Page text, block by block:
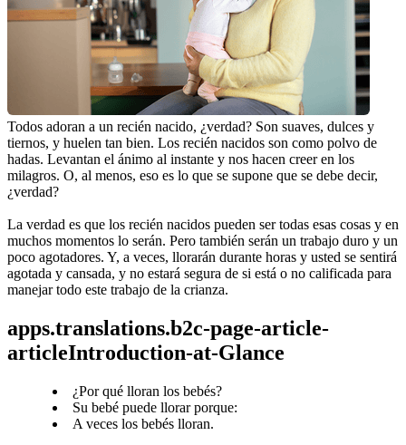
Todos adoran a un recién nacido, ¿verdad? Son suaves, dulces y
tiernos, y huelen tan bien. Los recién nacidos son como polvo de
hadas. Levantan el ánimo al instante y nos hacen creer en los
milagros. O, al menos, eso es lo que se supone que se debe decir,
¿verdad?
La verdad es que los recién nacidos pueden ser todas esas cosas y en
muchos momentos lo serán. Pero también serán un trabajo duro y un
poco agotadores. Y, a veces, llorarán durante horas y usted se sentirá
agotada y cansada, y no estará segura de si está o no calificada para
manejar todo este trabajo de la crianza.
apps.translations.b2c-page-article-
articleIntroduction-at-Glance
¿Por qué lloran los bebés?
Su bebé puede llorar porque:
A veces los bebés lloran.